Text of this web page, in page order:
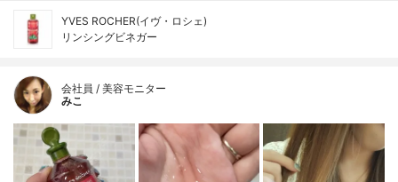
YVES ROCHER(イヴ・ロシェ)
リンシングビネガー
会社員 / 美容モニター
みこ